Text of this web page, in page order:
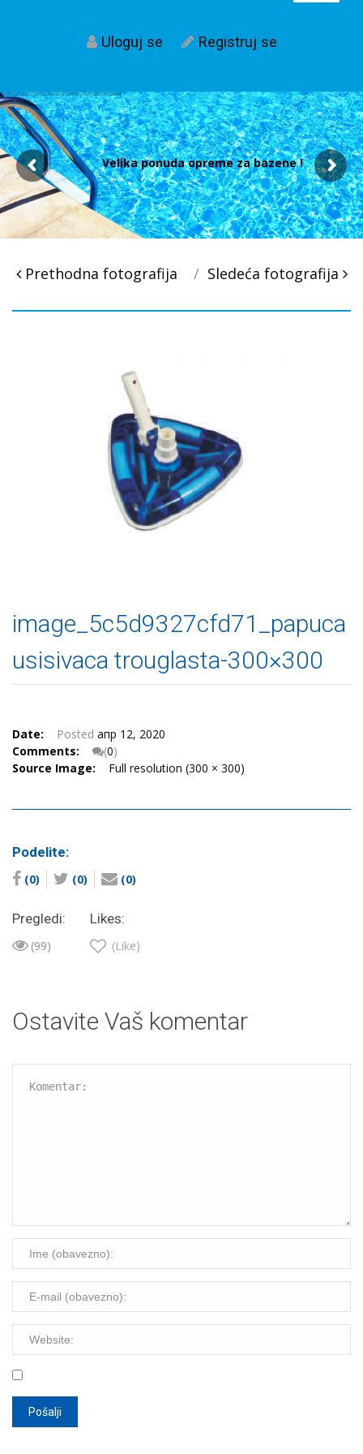
Uloguj se Registruj se
Velika ponuda opreme za bazene !
Post
Prethodna fotografija Sledeća fotografija
image_5c5d9327cfd71_papuca
usisivaca trouglasta-300×300
Date: Posted апр 12, 2020
Comments:
(0)
Source Image:
Full resolution (300 × 300)
Podelite:
(0) (0) (0)
Pregledi:
(99)
Likes:
(Like)
Ostavite Vaš komentar